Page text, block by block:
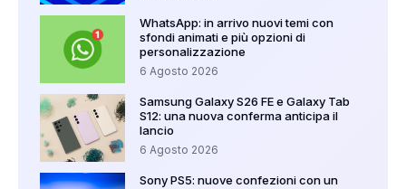
WhatsApp: in arrivo nuovi temi con
sfondi animati e più opzioni di
personalizzazione
6 Agosto 2026
Samsung Galaxy S26 FE e Galaxy Tab
S12: una nuova conferma anticipa il
lancio
6 Agosto 2026
Sony PS5: nuove confezioni con un